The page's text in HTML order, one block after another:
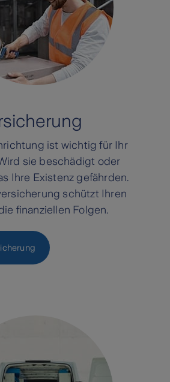
ist wichtig für Ihr
sie beschädigt oder
Ihre Existenz gefährden.
schützt Ihren
finanziellen Folgen.